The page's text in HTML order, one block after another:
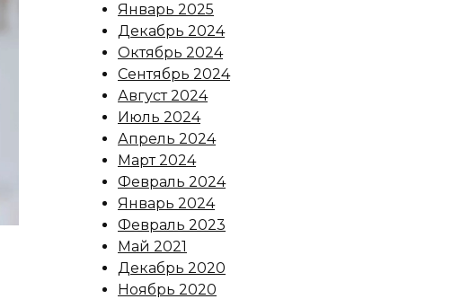
Январь 2025
Декабрь 2024
Октябрь 2024
Сентябрь 2024
Август 2024
Июль 2024
Апрель 2024
Март 2024
Февраль 2024
Январь 2024
Февраль 2023
Май 2021
Декабрь 2020
Ноябрь 2020